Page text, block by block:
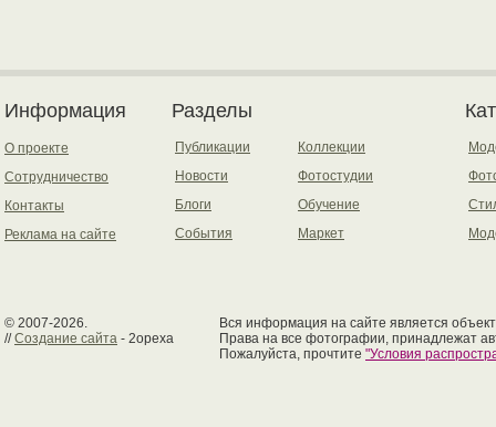
Информация
О проекте
Сотрудничество
Контакты
Реклама на сайте
Разделы
Публикации
Новости
Блоги
События
Коллекции
Фотостудии
Обучение
Маркет
© 2007-2026.
//Создание сайта - 2opexa
Вся информация на сайте является
Права на все фотографии, принадлежат
Пожалуйста, прочтите "Условия